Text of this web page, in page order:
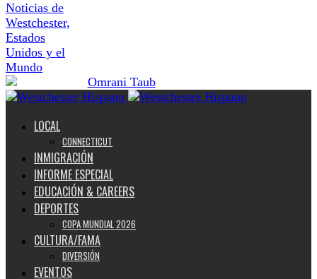
Noticias de
Westchester,
Estados
Unidos y el
Mundo
LOCAL
CONNECTICUT
INMIGRACIÓN
INFORME ESPECIAL
EDUCACIÓN & CAREERS
DEPORTES
COPA MUNDIAL 2026
CULTURA/FAMA
DIVERSIÓN
EVENTOS